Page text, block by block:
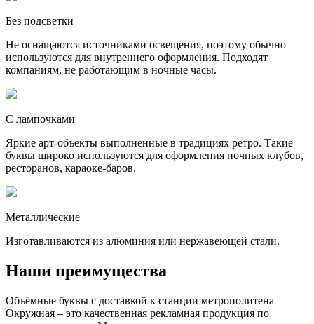
Без подсветки
Не оснащаются источниками освещения, поэтому обычно
используются для внутреннего оформления. Подходят
компаниям, не работающим в ночные часы.
С лампочками
Яркие арт-объекты выполненные в традициях ретро. Такие
буквы широко используются для оформления ночных клубов,
ресторанов, караоке-баров.
Металлические
Изготавливаются из алюминия или нержавеющей стали.
Наши преимущества
Объёмные буквы с доставкой к станции метрополитена
Окружная – это качественная рекламная продукция по